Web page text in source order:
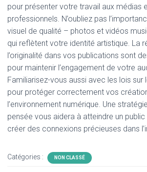
pour présenter votre travail aux médias
professionnels. N’oubliez pas
visuel de qualité – photos et vidéos
qui reflètent votre identité artistique. La
l’originalité dans vos publications sont
pour maintenir l’engagement de votre
Familiarisez-vous aussi avec les lois sur
pour protéger correctement vos
l’environnement numérique. Une
pensée vous aidera à atteindre un
créer des connexions précieuses dans
Catégories : NON CLASSÉ